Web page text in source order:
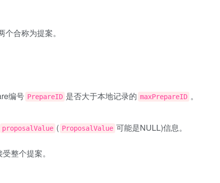
合称为提案。
编号 PrepareID 是否大于本地记录的 maxPrepareID 。
proposalValue ( ProposalValue 可能是NULL)信息。
整个提案。